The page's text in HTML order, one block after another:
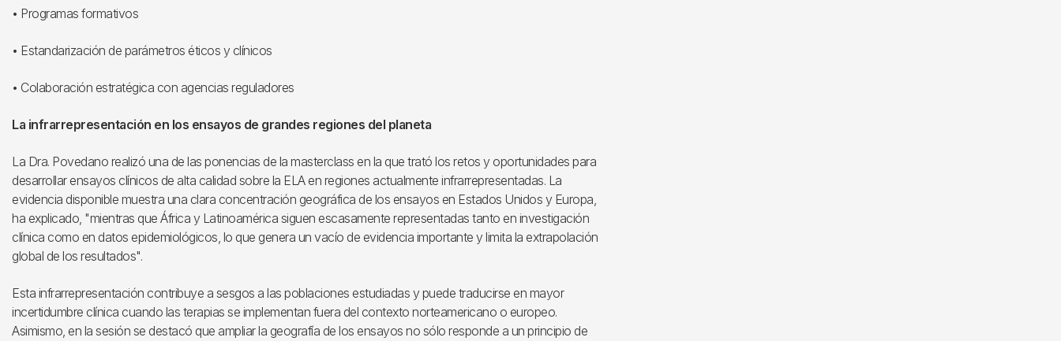
• Programas formativos
• Estandarización de parámetros éticos y clínicos
• Colaboración estratégica con agencias reguladores
La infrarrepresentación en los ensayos de grandes regiones del planeta
La Dra. Povedano realizó una de las ponencias de la masterclass en la que trató los retos y oportunidades para
desarrollar ensayos clínicos de alta calidad sobre la ELA en regiones actualmente infrarrepresentadas. La
evidencia disponible muestra una clara concentración geográfica de los ensayos en Estados Unidos y Europa,
ha explicado, "mientras que África y Latinoamérica siguen escasamente representadas tanto en investigación
clínica como en datos epidemiológicos, lo que genera un vacío de evidencia importante y limita la extrapolación
global de los resultados".
Esta infrarrepresentación contribuye a sesgos a las poblaciones estudiadas y puede traducirse en mayor
incertidumbre clínica cuando las terapias se implementan fuera del contexto norteamericano o europeo.
Asimismo, en la sesión se destacó que ampliar la geografía de los ensayos no sólo responde a un principio de